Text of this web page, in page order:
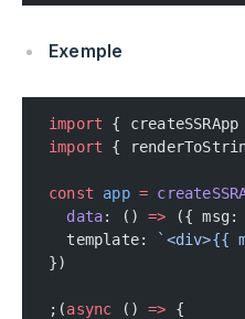
Exemple
import {
import {
const app =
  data
: () => ({ msg:
  template:
`<div>{{
})
;(async () => {